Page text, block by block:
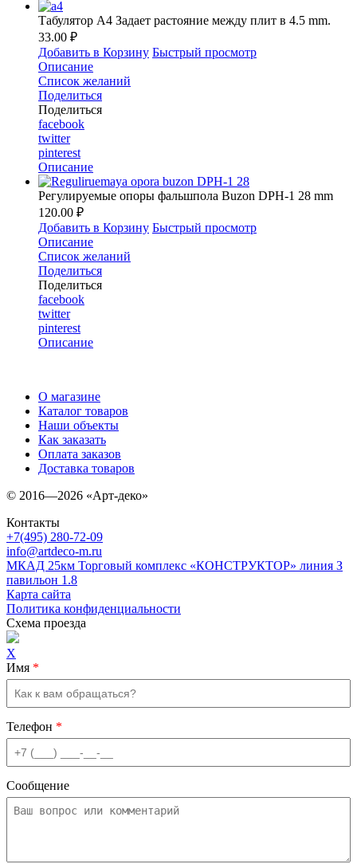
Табулятор A4 Задает растояние между плит в 4.5 mm.
33.00 ₽
Добавить в Корзину Быстрый просмотр
Описание
Список желаний
Поделиться
Поделиться
facebook
twitter
pinterest
Описание
Регулируемые опоры фальшпола Buzon DPH-1 28 mm
120.00 ₽
Добавить в Корзину Быстрый просмотр
Описание
Список желаний
Поделиться
Поделиться
facebook
twitter
pinterest
Описание
О магазине
Каталог товаров
Наши объекты
Как заказать
Оплата заказов
Доставка товаров
© 2016—2026 «Арт-деко»
Контакты
+7(495) 280-72-09
info@artdeco-m.ru
МКАД 25км Торговый комплекс «КОНСТРУКТОР» линия З
павильон 1.8
Карта сайта
Политика конфиденциальности
Схема проезда
X
Имя *
Телефон *
Сообщение